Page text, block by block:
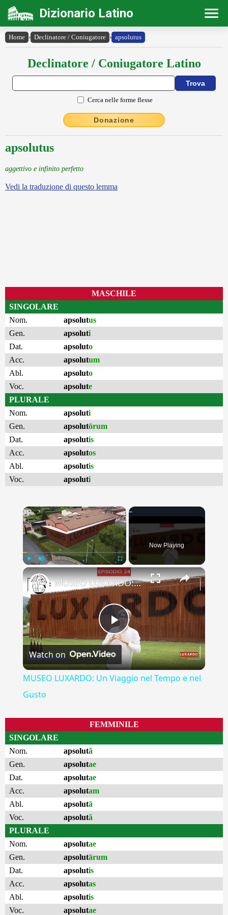
Dizionario Latino
Home › Declinatore / Coniugatore › apsolutus
Declinatore / Coniugatore Latino
Cerca nelle forme flesse
Donazione
apsolutus
aggettivo e infinito perfetto
Vedi la traduzione di questo lemma
MASCHILE
SINGOLARE
Nom.
apsolutus
Gen.
apsoluti
Dat.
apsoluto
Acc.
apsolutum
Abl.
apsoluto
Voc.
apsolute
PLURALE
Nom.
apsoluti
Gen.
apsolutōrum
Dat.
apsolutis
Acc.
apsolutos
Abl.
apsolutis
Voc.
apsoluti
×
Fullscreen
Now Playing
×
Play
Video
MUSEO LUXARDO: Un Viaggio nel Tempo e nel Gusto
Watch on
MUSEO LUXARDO: Un Viaggio nel Tempo e nel
Gusto
FEMMINILE
SINGOLARE
Nom.
apsolută
Gen.
apsolutae
Dat.
apsolutae
Acc.
apsolutam
Abl.
apsolutā
Voc.
apsolută
PLURALE
Nom.
apsolutae
Gen.
apsolutārum
Dat.
apsolutis
Acc.
apsolutas
Abl.
apsolutis
Voc.
apsolutae